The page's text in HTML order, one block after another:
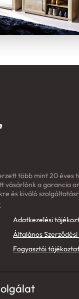
több mint 20 éves
vásárlónk a garancia
és kiváló
Adatkezelési
Általános
Fogyasztói